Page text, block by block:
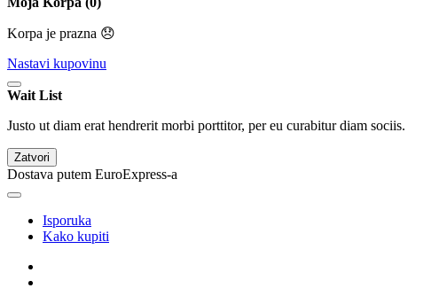
Korpa je prazna 😞
Nastavi kupovinu
Wait List
Justo ut diam erat hendrerit morbi porttitor, per eu curabitur diam sociis.
Zatvori
Dostava putem EuroExpress-a
Isporuka
Kako kupiti